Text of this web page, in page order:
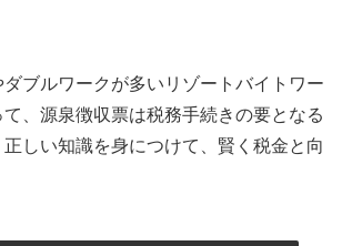
ブルワークが多いリゾートバイトワー
、源泉徴収票は税務手続きの要となる
しい知識を身につけて、賢く税金と向